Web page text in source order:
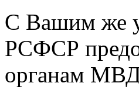
С Вашим же
РСФСР
органам МВД